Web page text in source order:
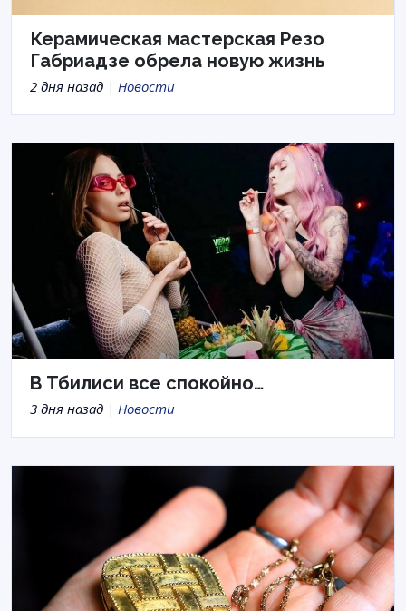
Керамическая мастерская Резо
Габриадзе обрела новую жизнь
2 дня назад | Новости
В Тбилиси все спокойно…
3 дня назад | Новости